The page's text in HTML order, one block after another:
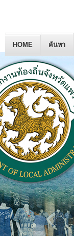
HOME ค้นหา